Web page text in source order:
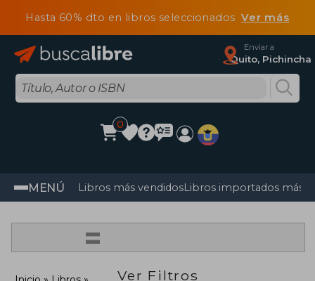
Hasta 60% dto en libros seleccionadosVer más
Enviar a
Quito, Pichincha
0
MENÚ Libros más vendidosLibros importados más
=
Ver Filtros